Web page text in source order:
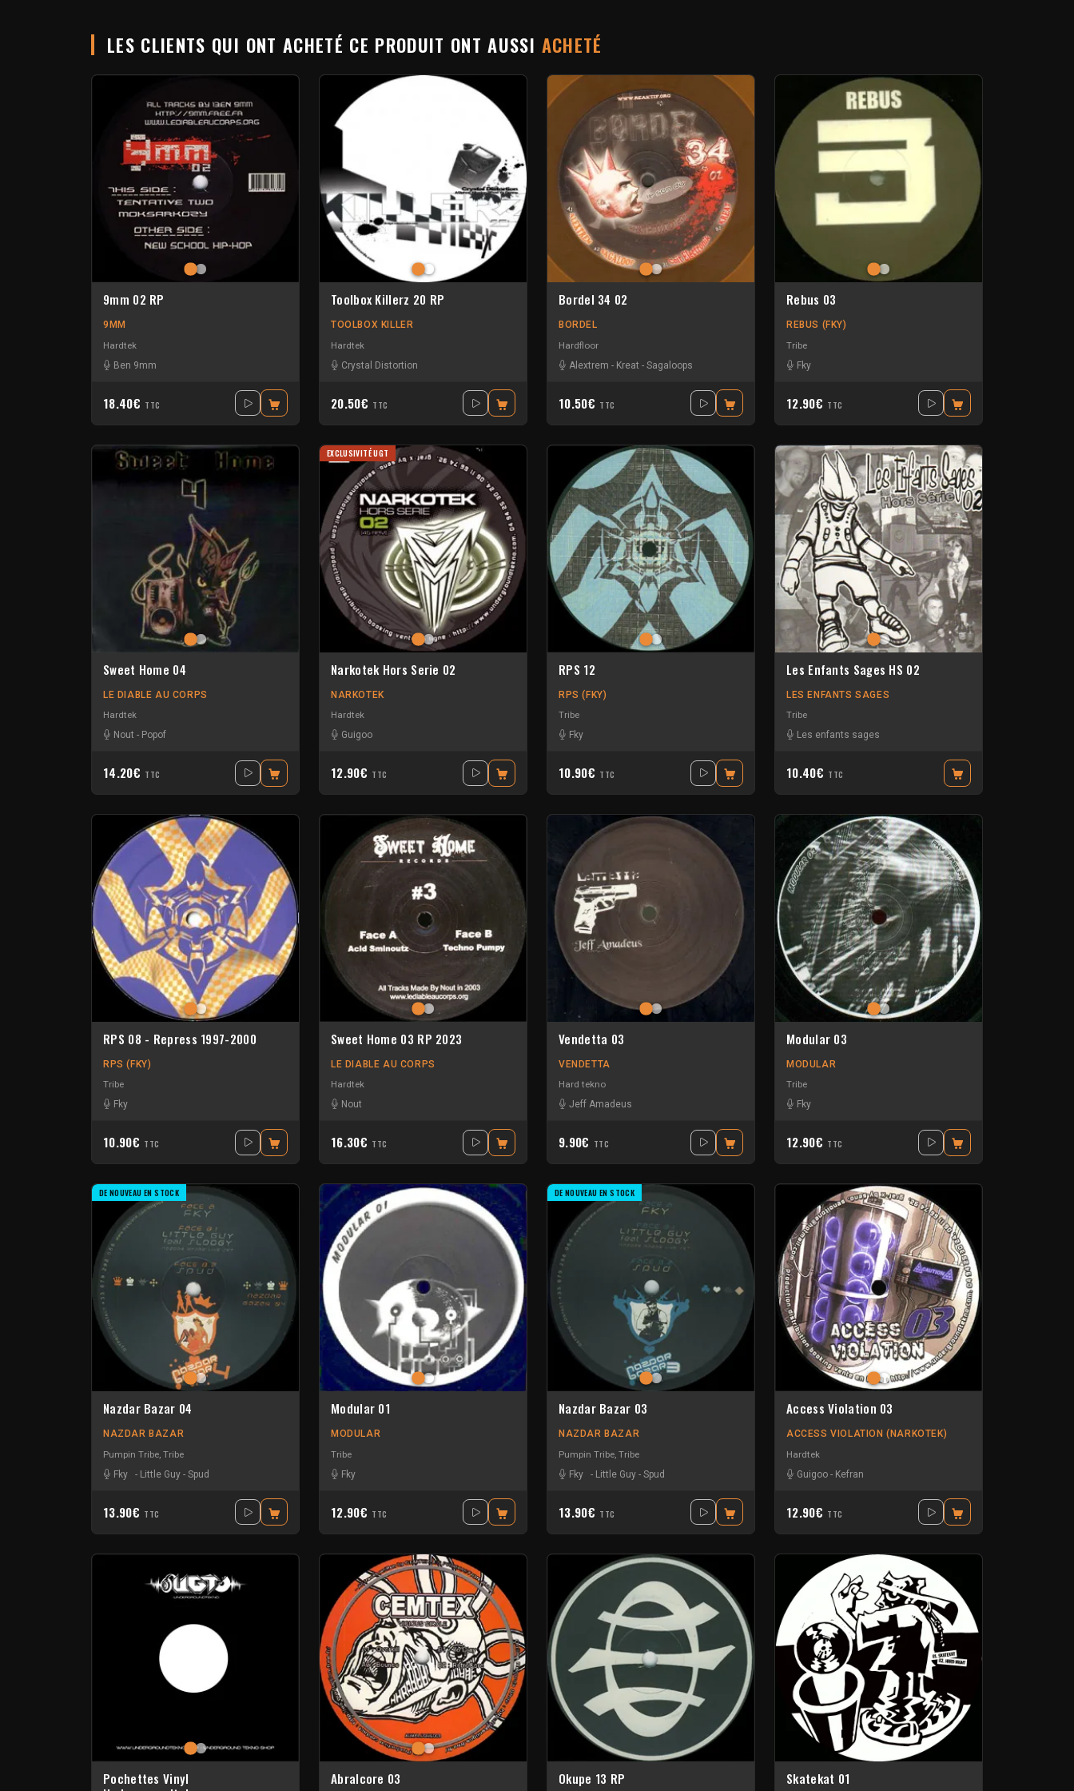
LES CLIENTS QUI ONT ACHETÉ CE PRODUIT ONT AUSSI ACHETÉ
9mm 02 RP
9MM
Hardtek
Ben 9mm
18.40€ TTC
Toolbox Killerz 20 RP
TOOLBOX KILLER
Hardtek
Crystal Distortion
20.50€ TTC
Bordel 34 02
BORDEL
Hardfloor
Alextrem - Kreat - Sagaloops
10.50€ TTC
Rebus 03
REBUS (FKY)
Tribe
Fky
12.90€ TTC
Sweet Home 04
LE DIABLE AU CORPS
Hardtek
Nout - Popof
14.20€ TTC
EXCLUSIVITÉ UGT
Narkotek Hors Serie 02
NARKOTEK
Hardtek
Guigoo
12.90€ TTC
RPS 12
RPS (FKY)
Tribe
Fky
10.90€ TTC
Les Enfants Sages HS 02
LES ENFANTS SAGES
Tribe
Les enfants sages
10.40€ TTC
RPS 08 - Repress 1997-2000
RPS (FKY)
Tribe
Fky
10.90€ TTC
Sweet Home 03 RP 2023
LE DIABLE AU CORPS
Hardtek
Nout
16.30€ TTC
Vendetta 03
VENDETTA
Hard tekno
Jeff Amadeus
9.90€ TTC
Modular 03
MODULAR
Tribe
Fky
12.90€ TTC
DE NOUVEAU EN STOCK
Nazdar Bazar 04
NAZDAR BAZAR
Pumpin Tribe, Tribe
Fky
- Little Guy - Spud
13.90€ TTC
Modular 01
MODULAR
Tribe
Fky
12.90€ TTC
DE NOUVEAU EN STOCK
Nazdar Bazar 03
NAZDAR BAZAR
Pumpin Tribe, Tribe
Fky
- Little Guy - Spud
13.90€ TTC
Access Violation 03
ACCESS VIOLATION (NARKOTEK)
Hardtek
Guigoo - Kefran
12.90€ TTC
Pochettes Vinyl
Abralcore 03 Okupe 13 RP Skatekat 01